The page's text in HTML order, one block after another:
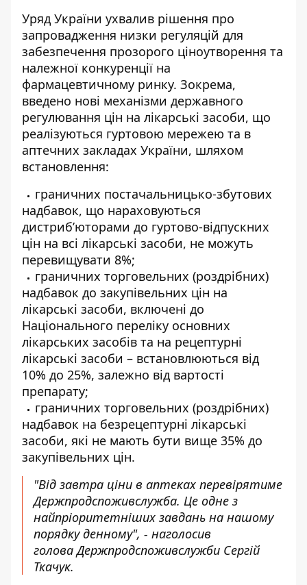
Уряд України ухвалив рішення про
запровадження низки регуляцій для
забезпечення прозорого ціноутворення та
належної конкуренції на
фармацевтичному ринку. Зокрема,
введено нові механізми державного
регулювання цін на лікарські засоби, що
реалізуються гуртовою мережею та в
аптечних закладах України, шляхом
встановлення:
граничних постачальницько-збутових
надбавок, що нараховуються
дистриб’юторами до гуртово-відпускних
цін на всі лікарські засоби, не можуть
перевищувати 8%;
граничних торговельних (роздрібних)
надбавок до закупівельних цін на
лікарські засоби, включені до
Національного переліку основних
лікарських засобів та на рецептурні
лікарські засоби – встановлюються від
10% до 25%, залежно від вартості
препарату;
граничних торговельних (роздрібних)
надбавок на безрецептурні лікарські
засоби, які не мають бути вище 35% до
закупівельних цін.
"Від завтра ціни в аптеках перевірятиме
Держпродспоживслужба. Це одне з
найпріоритетніших завдань на нашому
порядку денному", - наголосив
голова Держпродспоживслужби Сергій
Ткачук.